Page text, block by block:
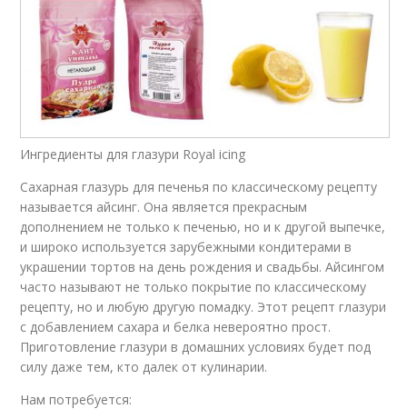
Ингредиенты для глазури Royal icing
Сахарная глазурь для печенья по классическому рецепту
называется айсинг. Она является прекрасным
дополнением не только к печенью, но и к другой выпечке,
и широко используется зарубежными кондитерами в
украшении тортов на день рождения и свадьбы. Айсингом
часто называют не только покрытие по классическому
рецепту, но и любую другую помадку. Этот рецепт глазури
с добавлением сахара и белка невероятно прост.
Приготовление глазури в домашних условиях будет под
силу даже тем, кто далек от кулинарии.
Нам потребуется: